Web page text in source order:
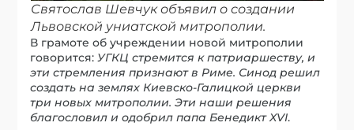
Святослав Шевчук объявил о создании
Львовской униатской митрополии.
В грамоте об учреждении новой митрополии
говорится:УГКЦ стремится к патриаршеству, и
эти стремления признают в Риме. Синод решил
создать на землях Киевско-Галицкой церкви
три новых митрополии. Эти наши решения
благословил и одобрил папа Бенедикт XVI.